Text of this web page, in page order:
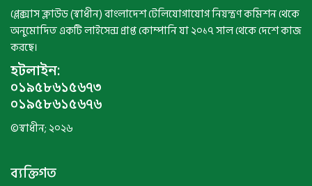
প্লেক্সাস ক্লাউড (স্বাধীন) বাংলাদেশ টেলিযোগাযোগ নিয়ন্ত্রণ কমিশন থেকে
অনুমোদিত একটি লাইসেন্স প্রাপ্ত কোম্পানি যা ২০১৭ সাল থেকে দেশে কাজ
করছে।
হটলাইন:
০১৯৫৮৬১৫৬৭৩
০১৯৫৮৬১৫৬৭৬
©স্বাধীন; ২০২৬
ব্যক্তিগত